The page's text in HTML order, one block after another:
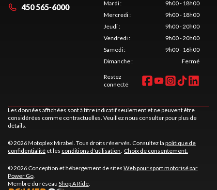
450 565-6000
Mardi:
9h00 - 18h00
Mercredi:
9h00 - 18h00
Jeudi:
9h00 - 20h00
Vendredi:
9h00 - 20h00
Samedi:
9h00 - 16h00
Dimanche: Fermé
Restez
connecté
Les données affichées sont à titre indicatif seulement et ne peuvent être
considérées comme contractuelles. Veuillez nous consulter pour plus de
détails.
© 2026 Motoplex Mirabel. Tous droits réservés. Consultez la politique de
confidentialité et les conditions d'utilisation Choix de consentement.
© 2026 Conception et hébergement de sites Web pour sport motorisé par
Power Go
Membre du réseau Shop A Ride